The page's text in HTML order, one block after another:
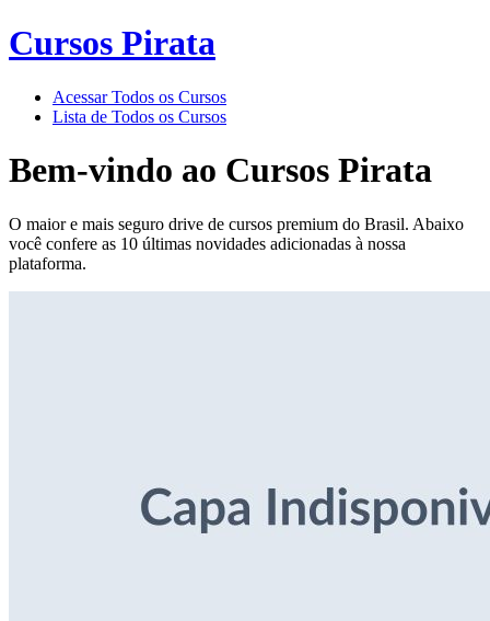
Cursos Pirata
Acessar Todos os Cursos
Lista de Todos os Cursos
Bem-vindo ao Cursos Pirata
O maior e mais seguro drive de cursos premium do Brasil. Abaixo
você confere as 10 últimas novidades adicionadas à nossa
plataforma.